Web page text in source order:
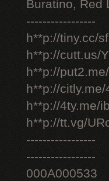
Buratino, Red
-----------------
h**p://tiny.cc/
h**p://cutt.us/
h**p://
h**p://
h**p://4ty.me/
h**p://tt.vg/
-----------------
-----------------
000A000533